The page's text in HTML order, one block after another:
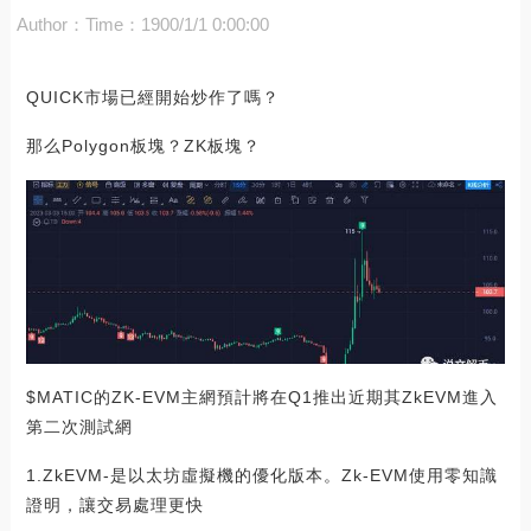
Author： Time：1900/1/1 0:00:00
QUICK市場已經開始炒作了嗎？
那么Polygon板塊？ZK板塊？
$MATIC的ZK-EVM主網預計將在Q1推出近期其ZkEVM進入
第二次測試網
1.ZkEVM-是以太坊虛擬機的優化版本。Zk-EVM使用零知識
證明，讓交易處理更快